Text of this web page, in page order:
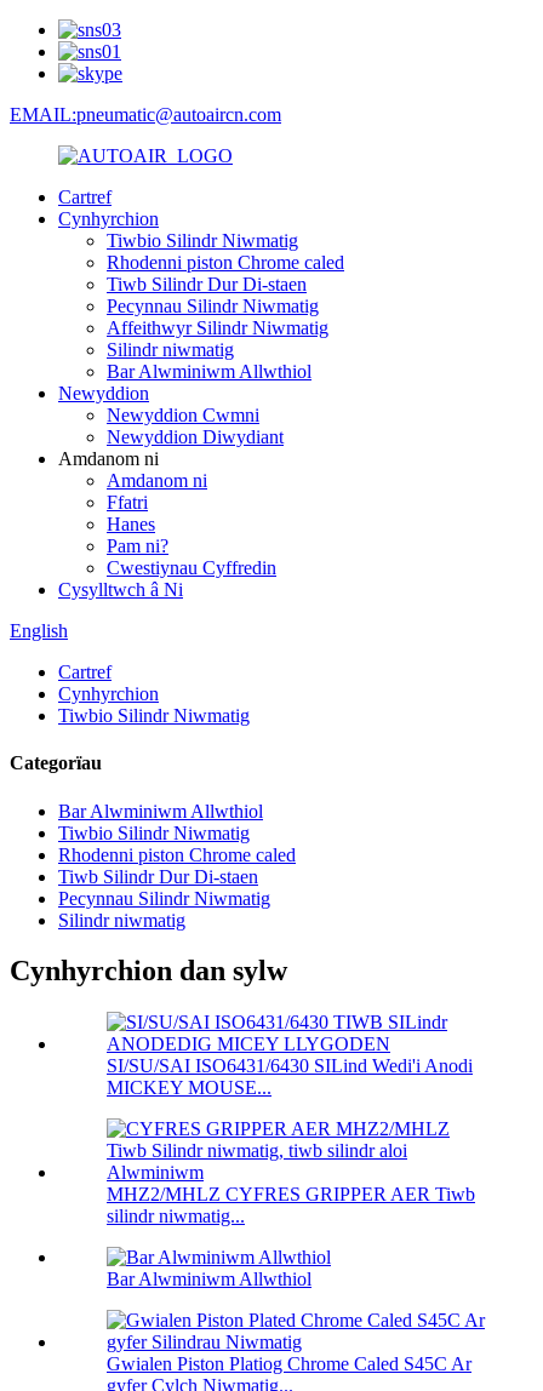
EMAIL:pneumatic@autoaircn.com
Cartref
Cynhyrchion
Tiwbio Silindr Niwmatig
Rhodenni piston Chrome caled
Tiwb Silindr Dur Di-staen
Pecynnau Silindr Niwmatig
Affeithwyr Silindr Niwmatig
Silindr niwmatig
Bar Alwminiwm Allwthiol
Newyddion
Newyddion Cwmni
Newyddion Diwydiant
Amdanom ni
Amdanom ni
Ffatri
Hanes
Pam ni?
Cwestiynau Cyffredin
Cysylltwch â Ni
English
Cartref
Cynhyrchion
Tiwbio Silindr Niwmatig
Categorïau
Bar Alwminiwm Allwthiol
Tiwbio Silindr Niwmatig
Rhodenni piston Chrome caled
Tiwb Silindr Dur Di-staen
Pecynnau Silindr Niwmatig
Silindr niwmatig
Cynhyrchion dan sylw
SI/SU/SAI ISO6431/6430 SILind Wedi'i Anodi
MICKEY MOUSE...
MHZ2/MHLZ CYFRES GRIPPER AER Tiwb
silindr niwmatig...
Bar Alwminiwm Allwthiol
Gwialen Piston Platiog Chrome Caled S45C Ar
gyfer Cylch Niwmatig...